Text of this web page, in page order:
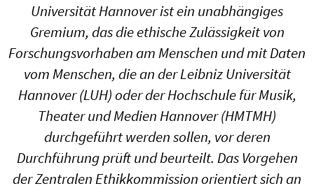
Universität Hannover ist ein unabhängiges
Gremium, das die ethische Zulässigkeit von
Forschungsvorhaben am Menschen und mit Daten
vom Menschen, die an der Leibniz Universität
Hannover (LUH) oder der Hochschule für Musik,
Theater und Medien Hannover (HMTMH)
durchgeführt werden sollen, vor deren
Durchführung prüft und beurteilt. Das Vorgehen
der Zentralen Ethikkommission orientiert sich an